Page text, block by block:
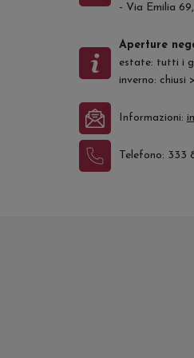
- Via Emilia
Aperture
estate: tutti i
inverno: chiusi >
Informazioni:
Telefono: 333